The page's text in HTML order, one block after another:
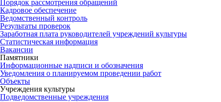
Порядок рассмотрения обращений
Кадровое обеспечение
Ведомственный контроль
Результаты проверок
Заработная плата руководителей учреждений культуры
Статистическая информация
Вакансии
Памятники
Информационные надписи и обозначения
Уведомления о планируемом проведении работ
Объекты
Учреждения культуры
Подведомственные учреждения